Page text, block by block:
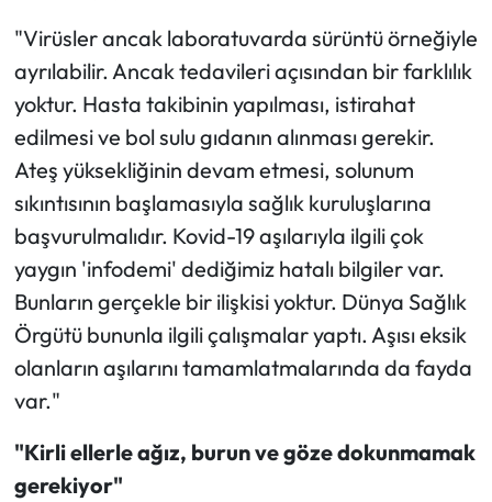
"Virüsler ancak laboratuvarda sürüntü örneğiyle
ayrılabilir. Ancak tedavileri açısından bir farklılık
yoktur. Hasta takibinin yapılması, istirahat
edilmesi ve bol sulu gıdanın alınması gerekir.
Ateş yüksekliğinin devam etmesi, solunum
sıkıntısının başlamasıyla sağlık kuruluşlarına
başvurulmalıdır. Kovid-19 aşılarıyla ilgili çok
yaygın 'infodemi' dediğimiz hatalı bilgiler var.
Bunların gerçekle bir ilişkisi yoktur. Dünya Sağlık
Örgütü bununla ilgili çalışmalar yaptı. Aşısı eksik
olanların aşılarını tamamlatmalarında da fayda
var."
"Kirli ellerle ağız, burun ve göze dokunmamak
gerekiyor"